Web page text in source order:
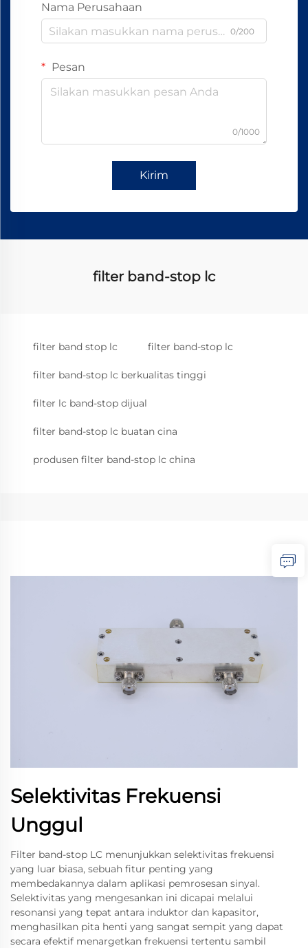
Nama Perusahaan
0/200
Pesan
0/1000
Kirim
filter band-stop lc
filter band stop lc filter band-stop lc
filter band-stop lc berkualitas tinggi
filter lc band-stop dijual
filter band-stop lc buatan cina
produsen filter band-stop lc china
Selektivitas Frekuensi
Unggul
Filter band-stop LC menunjukkan selektivitas frekuensi
yang luar biasa, sebuah fitur penting yang
membedakannya dalam aplikasi pemrosesan sinyal.
Selektivitas yang mengesankan ini dicapai melalui
resonansi yang tepat antara induktor dan kapasitor,
menghasilkan pita henti yang sangat sempit yang dapat
secara efektif menargetkan frekuensi tertentu sambil